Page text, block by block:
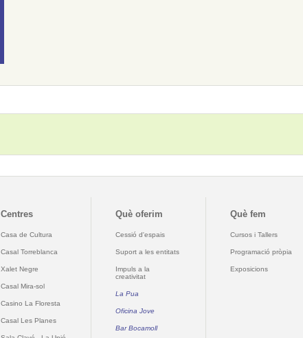
Centres
Casa de Cultura
Casal Torreblanca
Xalet Negre
Casal Mira-sol
Casino La Floresta
Casal Les Planes
Què oferim
Cessió d'espais
Suport a les entitats
Impuls a la
creativitat
La Pua
Oficina Jove
Bar Bocamoll
Què fem
Cursos i Tallers
Programació pròpia
Exposicions